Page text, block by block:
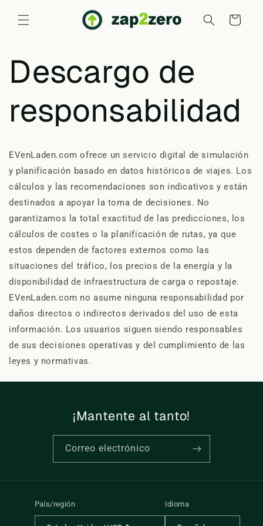
directamente
al contenido
Carrito
Descargo de
responsabilidad
EVenLaden.com ofrece un servicio digital de simulación
y planificación basado en datos históricos de viajes. Los
cálculos y las recomendaciones son indicativos y están
destinados a apoyar la toma de decisiones. No
garantizamos la total exactitud de las predicciones, los
cálculos de costes o la planificación de rutas, ya que
estos dependen de factores externos como las
situaciones del tráfico, los precios de la energía y la
disponibilidad de infraestructura de carga o repostaje.
EVenLaden.com no asume ninguna responsabilidad por
daños directos o indirectos derivados del uso de esta
información. Los usuarios siguen siendo responsables
de sus decisiones operativas y del cumplimiento de las
leyes y normativas.
¡Mantente al tanto!
Correo electrónico
País/región Idioma